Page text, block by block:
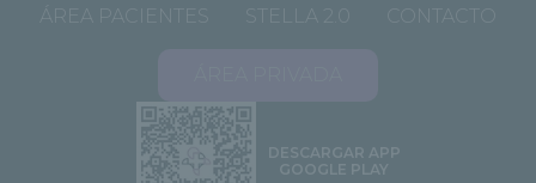
ÁREA PACIENTES
STELLA 2.0 CONTACTO
DESCARGAR APP
GOOGLE PLAY